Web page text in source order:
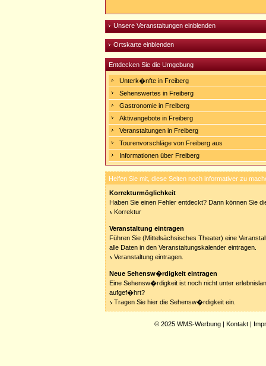
Unsere Veranstaltungen einblenden
Ortskarte einblenden
Entdecken Sie die Umgebung
Unterk�nfte in Freiberg
Sehenswertes in Freiberg
Gastronomie in Freiberg
Aktivangebote in Freiberg
Veranstaltungen in Freiberg
Tourenvorschläge von Freiberg aus
Informationen über Freiberg
Helfen Sie mit, diese Seiten noch informativer zu
Korrekturmöglichkeit
Haben Sie einen Fehler entdeckt? Dann können Sie
Korrektur
Veranstaltung eintragen
Führen Sie (Mittelsächsisches Theater) eine
alle Daten in den Veranstaltungskalender eintragen.
Veranstaltung eintragen.
Neue Sehensw�rdigkeit eintragen
Eine Sehensw�rdigkeit ist noch nicht unter
aufgef�hrt?
Tragen Sie hier die Sehensw�rdigkeit ein.
© 2025 WMS-Werbung | Kontakt |